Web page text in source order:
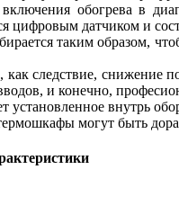
включения обогрева в
цифровым датчиком и
таким образом,
следствие, снижение
и конечно,
внутрь
могут быть